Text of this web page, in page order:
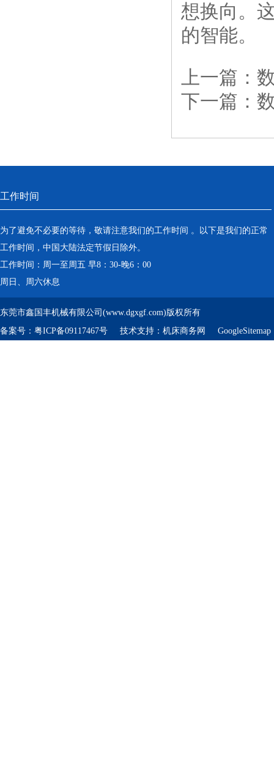
想换向。
的智能。
上一篇：
下一篇：
工作时间
为了避免不必要的等待，敬请注意我们的工作时间 。以下是我们的正常
工作时间，中国大陆法定节假日除外。
工作时间：周一至周五 早8：30-晚6：00
周日、周六休息
东莞市鑫国丰机械有限公司(www.dgxgf.com)版权所有
备案号： 粤ICP备09117467号 技术支持： 机床商务网 GoogleSitemap